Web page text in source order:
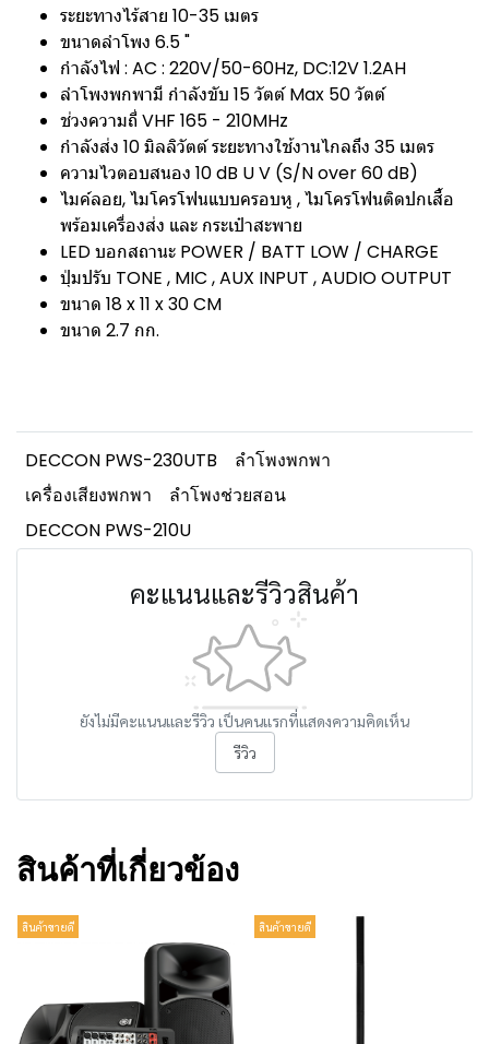
ระยะทางไร้สาย 10-35 เมตร
ขนาดลำโพง 6.5 "
กำลังไฟ : AC : 220V/50-60Hz, DC:12V 1.2AH
ลำโพงพกพามี กำลังขับ 15 วัตต์ Max 50 วัตต์
ช่วงความถี่ VHF 165 - 210MHz
กำลังส่ง 10 มิลลิวัตต์ ระยะทางใช้งานไกลถึง 35 เมตร
ความไวตอบสนอง 10 dB U V (S/N over 60 dB)
ไมค์ลอย, ไมโครโฟนแบบครอบหู , ไมโครโฟนติดปกเสื้อ
พร้อมเครื่องส่ง และ กระเป๋าสะพาย
LED บอกสถานะ POWER / BATT LOW / CHARGE
ปุ่มปรับ TONE , MIC , AUX INPUT , AUDIO OUTPUT
ขนาด 18 x 11 x 30 CM
ขนาด 2.7 กก.
DECCON PWS-230UTB
ลำโพงพกพา
เครื่องเสียงพกพา
ลำโพงช่วยสอน
DECCON PWS-210U
คะแนนและรีวิวสินค้า
ยังไม่มีคะแนนและรีวิว เป็นคนแรกที่แสดงความคิดเห็น
รีวิว
สินค้าที่เกี่ยวข้อง
สินค้าขายดี สินค้าขายดี